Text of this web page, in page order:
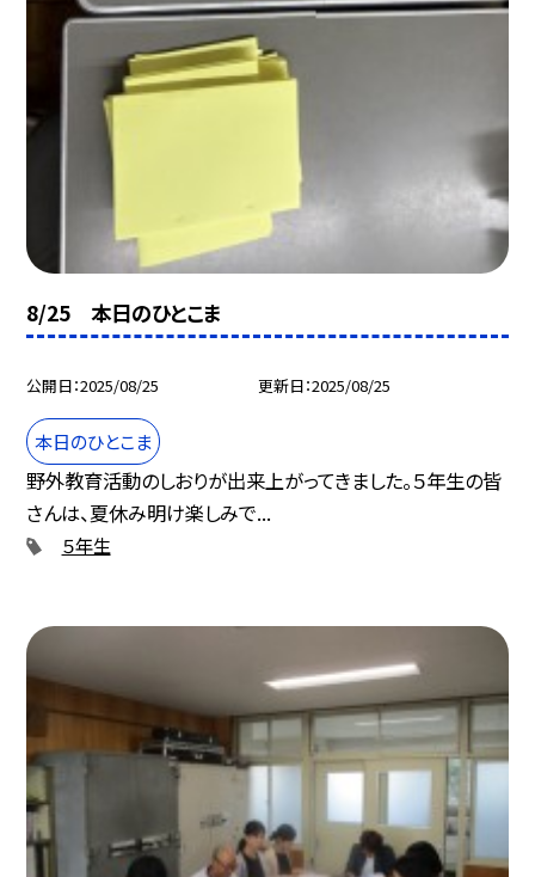
8/25 本日のひとこま
公開日 2025/08/25 更新日 2025/08/25
本日のひとこま
野外教育活動のしおりが出来上がってきました。５年生の皆
さんは、夏休み明け楽しみで...
５年生